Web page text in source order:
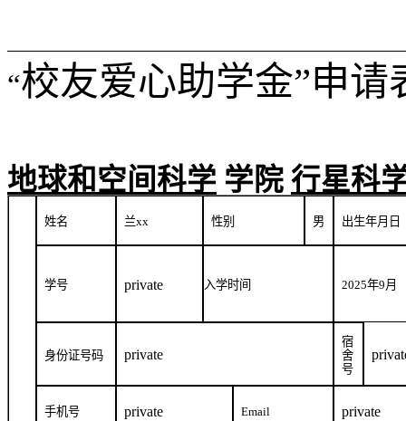
“校友爱心助学金”申请
地球和空间科学 学院 行星科
姓名 兰xx 性别 男 出生年月日
学号 private 入学时间 2025年9月
身份证号码 private
宿
舍
号
手机号 private Email private